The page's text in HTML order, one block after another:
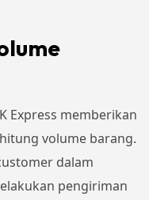
Express memberikan
volume barang.
dalam
pengiriman